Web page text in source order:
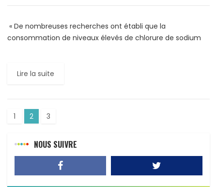
« De nombreuses recherches ont établi que la
consommation de niveaux élevés de chlorure de sodium
Lire la suite
1 2 3
NOUS SUIVRE